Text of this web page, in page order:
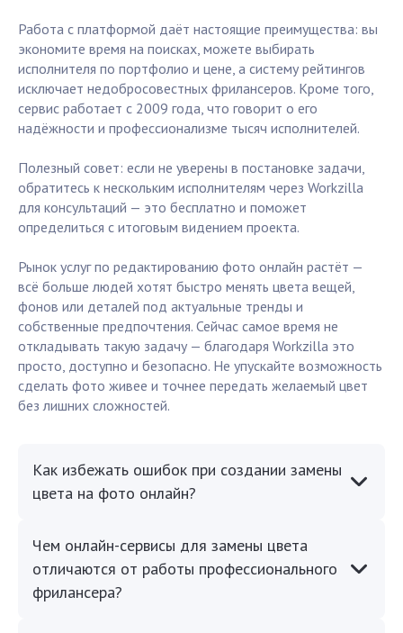
Работа с платформой даёт настоящие преимущества: вы
экономите время на поисках, можете выбирать
исполнителя по портфолио и цене, а систему рейтингов
исключает недобросовестных фрилансеров. Кроме того,
сервис работает с 2009 года, что говорит о его
надёжности и профессионализме тысяч исполнителей.
Полезный совет: если не уверены в постановке задачи,
обратитесь к нескольким исполнителям через Workzilla
для консультаций — это бесплатно и поможет
определиться с итоговым видением проекта.
Рынок услуг по редактированию фото онлайн растёт —
всё больше людей хотят быстро менять цвета вещей,
фонов или деталей под актуальные тренды и
собственные предпочтения. Сейчас самое время не
откладывать такую задачу — благодаря Workzilla это
просто, доступно и безопасно. Не упускайте возможность
сделать фото живее и точнее передать желаемый цвет
без лишних сложностей.
Как избежать ошибок при создании замены
цвета на фото онлайн?
Чем онлайн-сервисы для замены цвета
отличаются от работы профессионального
фрилансера?